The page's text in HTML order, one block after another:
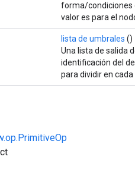
forma/condiciones
valor es para el
lista de umbrales ()
Una lista de salida
identificación del
para dividir en cada